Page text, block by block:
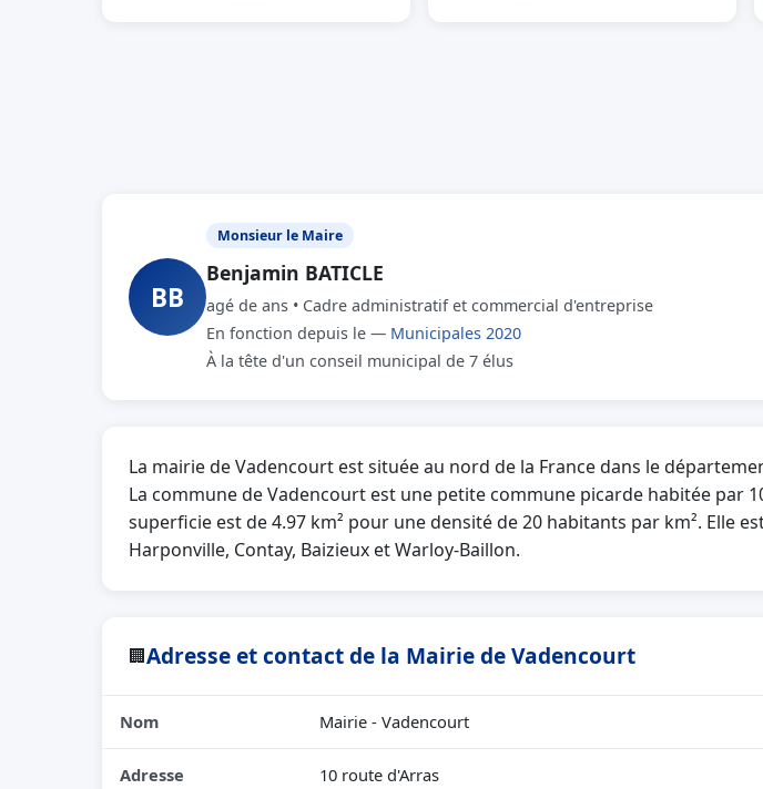
BB
Monsieur le Maire
Benjamin BATICLE
agé de ans • Cadre administratif et commercial d'entreprise
En fonction depuis le — Municipales 2020
À la tête d'un conseil municipal de 7 élus
La mairie de Vadencourt est située au nord de la France dans le
La commune de Vadencourt est une petite commune picarde habitée par
superficie est de 4.97 km² pour une densité de 20 habitants par km². Elle
Harponville, Contay, Baizieux et Warloy-Baillon.
🏢Adresse et contact de la Mairie de Vadencourt
Nom Mairie - Vadencourt
Adresse 10 route d'Arras